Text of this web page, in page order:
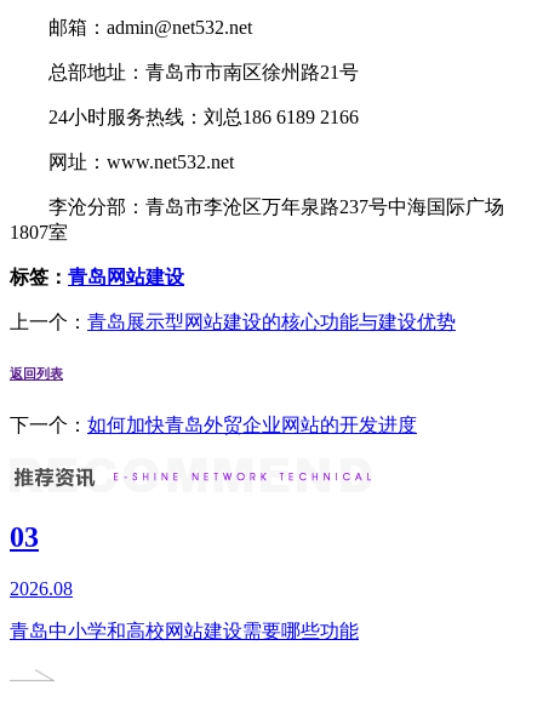
邮箱：admin@net532.net
总部地址：青岛市市南区徐州路21号
24小时服务热线：刘总186 6189 2166
网址：www.net532.net
李沧分部：青岛市李沧区万年泉路237号中海国际广场
1807室
标签： 青岛网站建设
上一个： 青岛展示型网站建设的核心功能与建设优势
返回列表
下一个： 如何加快青岛外贸企业网站的开发进度
03
2026.08
青岛中小学和高校网站建设需要哪些功能